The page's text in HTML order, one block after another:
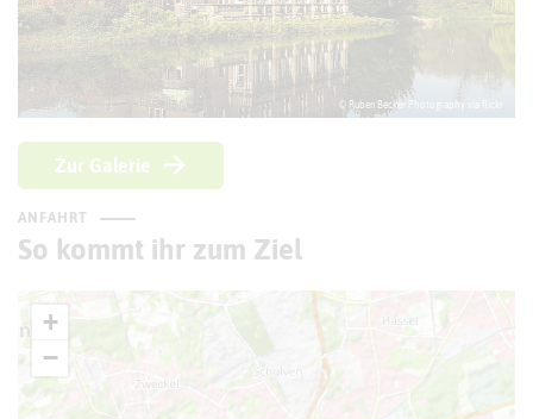
© Ruben Becker Photography via flickr
Zur Galerie
ANFAHRT
So kommt ihr zum Ziel
+
−